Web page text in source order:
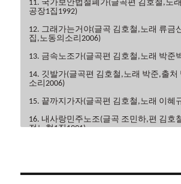
11. 국가보안법철폐가(글곡편 김호철,노
공장1집1992)
12. 그래가는거야(글곡 김호철,노래 류금
집,노동의소리2006)
13. 금속노조가(글곡편 김호철,노래 박준
14. 깃발가(글곡편 김호철,노래 박준,출처
소리2006)
15. 끝까지가자(글곡편 김호철,노래 이혜
16. 내사랑민주노조(글곡 조민하,편 김호
전노협1집1991)
의소리2006)